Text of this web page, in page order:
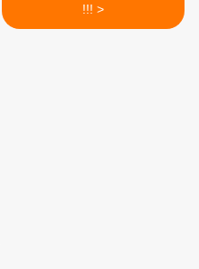
!!! >